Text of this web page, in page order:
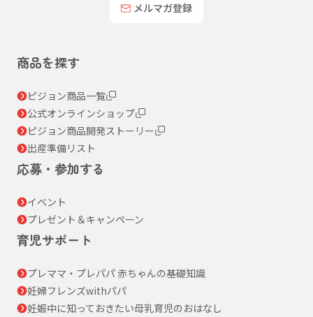
メルマガ登録
商品を探す
ピジョン商品一覧
公式オンラインショップ
ピジョン商品開発ストーリー
出産準備リスト
応募・参加する
イベント
プレゼント＆キャンペーン
育児サポート
プレママ・プレパパ 赤ちゃんの基礎知識
妊婦フレンズwithパパ
妊娠中に知っておきたい母乳育児のおはなし